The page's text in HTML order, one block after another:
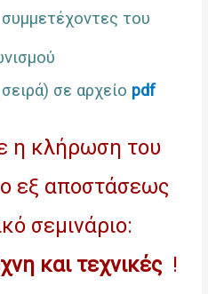
συμμετέχοντες του
σε αρχείο pdf
η κλήρωση του
εξ αποστάσεως
σεμινάριο:
και τεχνικές !